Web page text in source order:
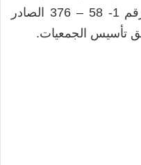
وعلى رأسها الظهير الشريف رقم 1- 58 – 376 الصادر